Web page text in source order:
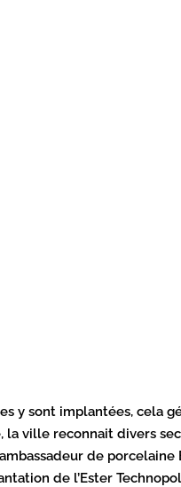
y sont implantées, cela
ville reconnait divers
de
de l’Ester